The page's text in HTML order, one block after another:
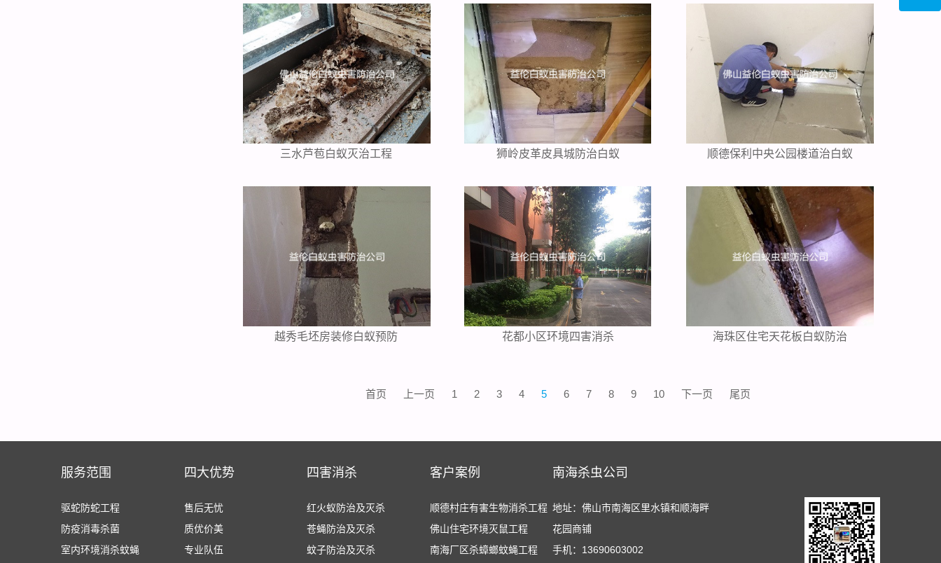
三水芦苞白蚁灭治工程 狮岭皮革皮具城防治白蚁 顺德保利中央公园楼道治白蚁
越秀毛坯房装修白蚁预防 花都小区环境四害消杀 海珠区住宅天花板白蚁防治
首页 上一页 1 2 3 4 5 6 7 8 9 10 下一页 尾页
服务范围
驱蛇防蛇工程
防疫消毒杀菌
室内环境消杀蚊蝇
四大优势
售后无忧
质优价美
专业队伍
四害消杀
红火蚁防治及灭杀
苍蝇防治及灭杀
蚊子防治及灭杀
客户案例
顺德村庄有害生物消杀工程
佛山住宅环境灭鼠工程
南海厂区杀蟑螂蚊蝇工程
南海杀虫公司
地址：佛山市南海区里水镇和顺海畔
花园商铺
手机：13690603002